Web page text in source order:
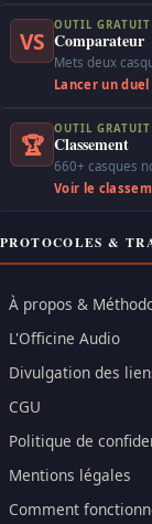
VS
OUTIL GRATUIT
Comparateur
Mets deux
Lancer un
🏆
OUTIL GRATUIT
Classement
660+ casques
Voir le
PROTOCOLES &
À propos &
L'Officine Audio
Divulgation des
CGU
Politique de
Mentions légales
Comment